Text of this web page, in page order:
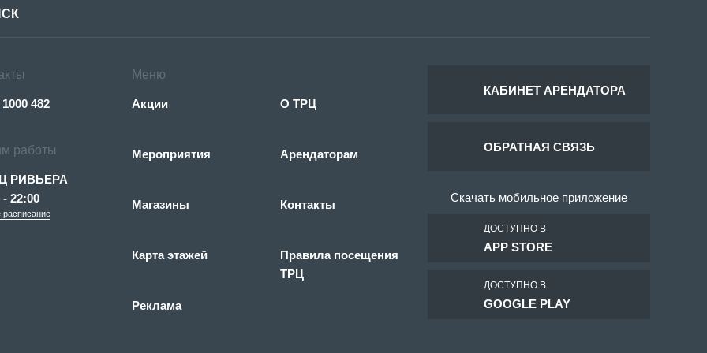
482
работы
РИВЬЕРА
- 22:00
расписание
Меню
Акции
Мероприятия
Магазины
Карта этажей
Реклама
О ТРЦ
Арендаторам
Контакты
Правила посещения
ТРЦ
КАБИНЕТ АРЕНДАТОРА
ОБРАТНАЯ СВЯЗЬ
Скачать мобильное приложение
ДОСТУПНО В
APP STORE
ДОСТУПНО В
GOOGLE PLAY